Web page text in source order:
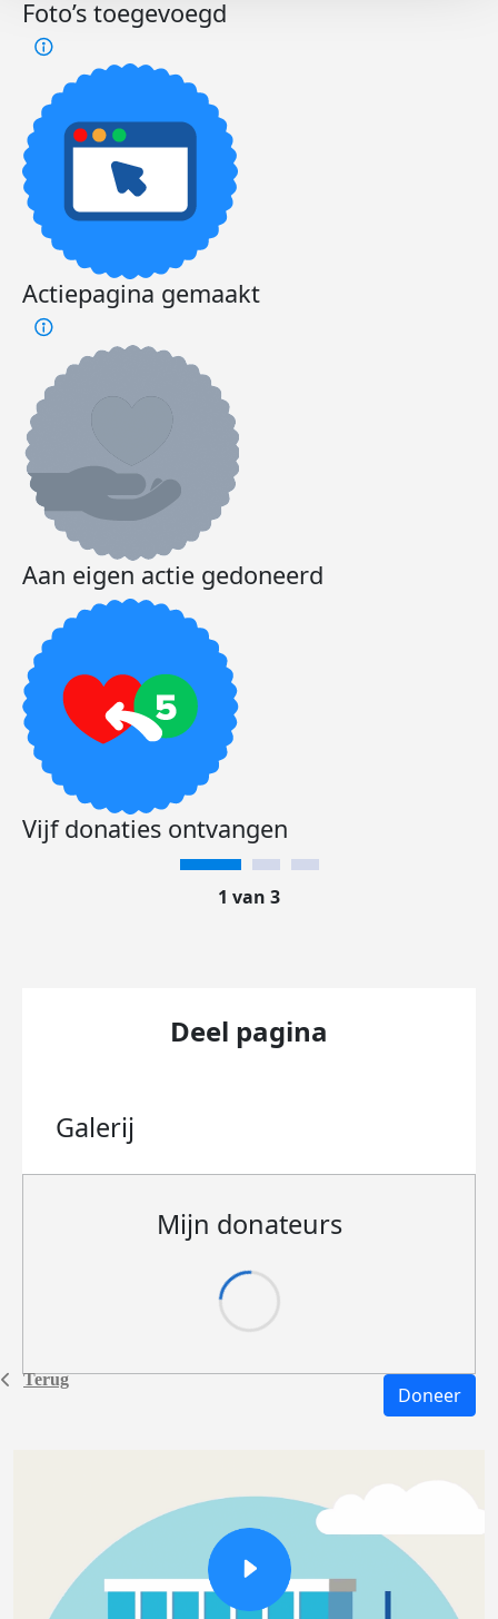
Terug
Foto’s toegevoegd
Actiepagina gemaakt
Aan eigen actie gedoneerd
Vijf donaties ontvangen
1 van 3
Deel pagina
Galerij
Mijn donateurs
Doneer